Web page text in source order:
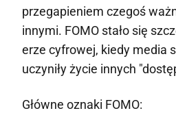
przegapieniem czegoś
innymi. FOMO stało się
erze cyfrowej, kiedy media
uczyniły życie innych
Główne oznaki FOMO: